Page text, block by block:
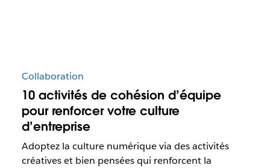
Collaboration
10 activités de cohésion d’équipe
pour renforcer votre culture
d’entreprise
Adoptez la culture numérique via des activités
créatives et bien pensées qui renforcent la